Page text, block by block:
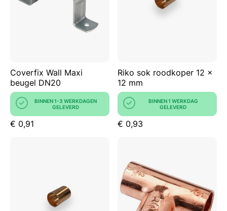
Coverfix Wall Maxi
beugel DN20
BINNEN 1-3 WERKDAGEN
GELEVERD
€ 0,91
Riko sok roodkoper 12 x
12 mm
BINNEN 1 WERKDAG
GELEVERD
€ 0,93